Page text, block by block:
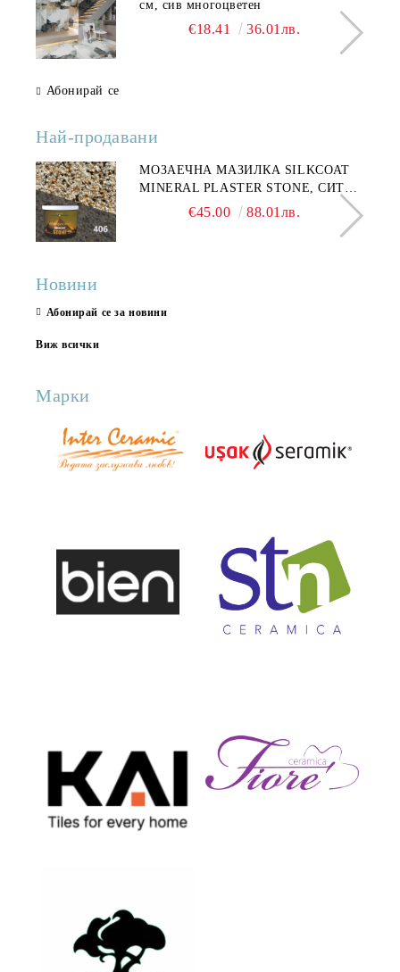
см, сив многоцветен
€18.41 36.01лв.
Абонирай се
Най-продавани
МОЗАЕЧНА МАЗИЛКА SILKCOAT
MINERAL PLASTER STONE, СИТЕН
КАМЪК 406 25КГ
€45.00 88.01лв.
Новини
Абонирай се за новини
Виж всички
Марки